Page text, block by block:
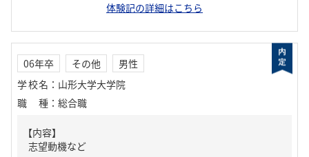
体験記の詳細はこちら
06年卒 その他
男性
学校名 ： 山形大学大学院
職種 ： 総合職
【内容】
志望動機など